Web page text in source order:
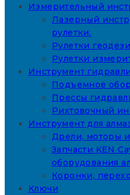
Измерительный
Лазерный
рулетки.
Рулетки
Рулетки
Инструмент
Подъемное
Прессы
Рихтовочный
Инструмент для
Дрели, моторы
Запчасти KEN
оборудования
Коронки,
Ключи